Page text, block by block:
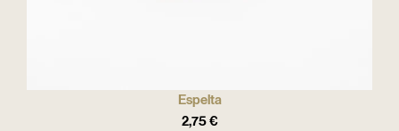
Espelta
2,75€